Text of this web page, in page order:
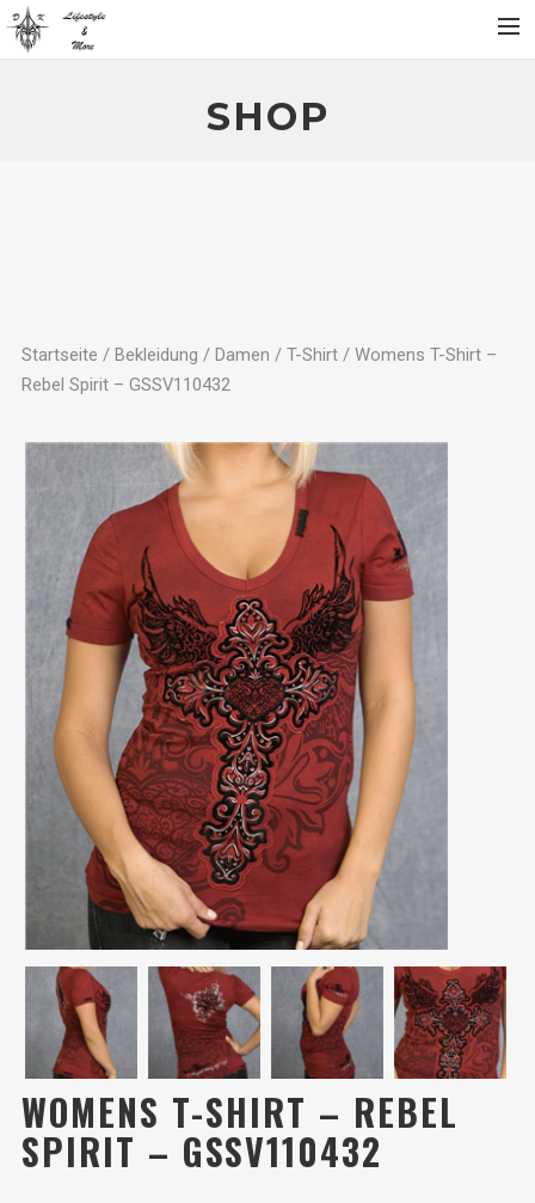
Mein Konto
Warenkorb
SHOP
Startseite / Bekleidung / Damen / T-Shirt/ Womens T-Shirt –
Rebel Spirit – GSSV110432
WOMENS T-SHIRT – REBEL
SPIRIT – GSSV110432